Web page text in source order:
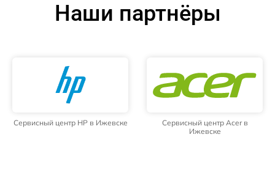
Наши партнёры
Сервисный центр HP в Ижевске
Сервисный центр Acer в
Ижевске